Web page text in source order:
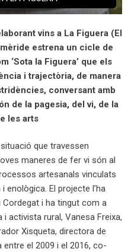
vins a La Figuera (El
estrena un cicle de
‘Sota la Figuera’ que els
i trajectòria, de manera
conversant amb
de la pagesia, del vi, de la
les arts
que travessen
maneres de fer vi són al
artesanals vinculats
enològica. El projecte l’ha
Cordegat i ha tingut com a
i activista rural, Vanesa Freixa,
Xisqueta, directora de
entre el 2009 i el 2016, co-